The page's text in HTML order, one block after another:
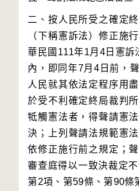
二、按人民所受之確定
（下稱憲訴法）修正施
華民國111年1月4日憲訴
內，即同年7月4日前，
人民就其依法定程序用
於受不利確定終局裁判
牴觸憲法者，得聲請憲
決；上列聲請法規範憲
依修正施行前之規定；
審查庭得以一致決裁定
第2項、第59條、第90條